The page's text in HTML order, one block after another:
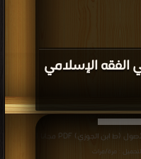
الفقه الإسلامي
قراءة و تحميل كتاب كتاب شرح الأصول من علم الأصول (ط ابن الجوزي) PDF مجانا |
| التحميل : مرة/مرات